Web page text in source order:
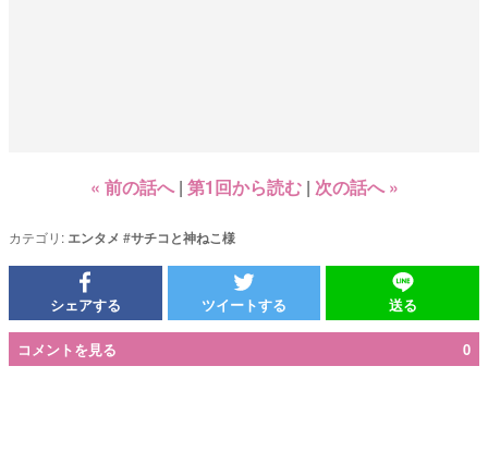
« 前の話へ 第1回から読む 次の話へ »
カテゴリ: エンタメ #サチコと神ねこ様
シェアする ツイートする 送る
コメントを見る 0